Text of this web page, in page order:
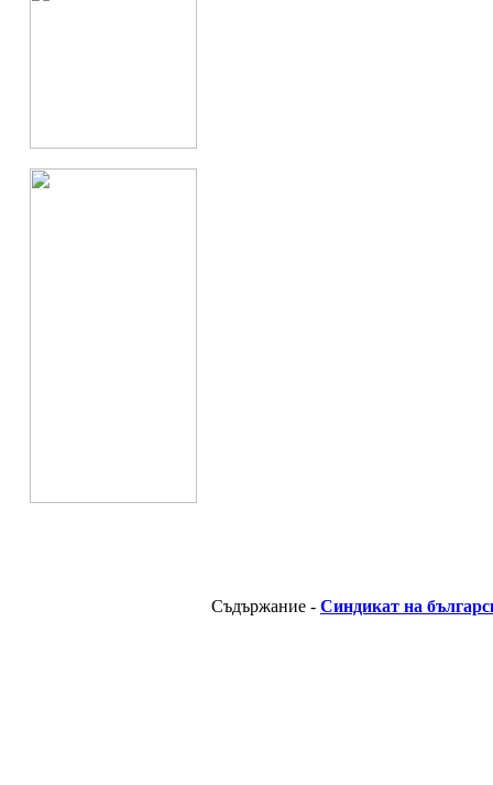
Съдържание - Синдикат на